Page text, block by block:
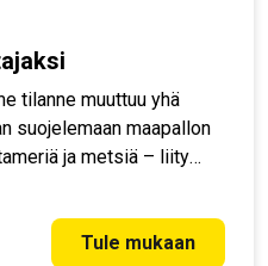
tilanne muuttuu yhä
suojelemaan maapallon
ja metsiä – liity
Tule mukaan